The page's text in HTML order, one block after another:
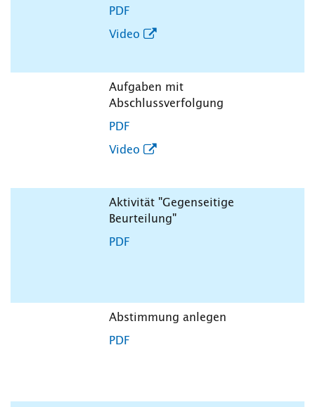
PDF
Video
Aufgaben mit
Abschlussverfolgung
PDF
Video
Aktivität "Gegenseitige
Beurteilung"
PDF
Abstimmung anlegen
PDF